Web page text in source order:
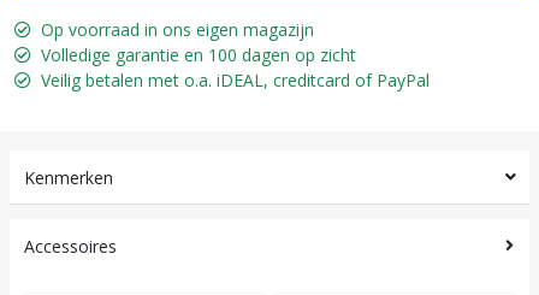
Op voorraad in ons eigen magazijn
Volledige garantie en 100 dagen op zicht
Veilig betalen met o.a. iDEAL, creditcard of PayPal
Kenmerken
Accessoires